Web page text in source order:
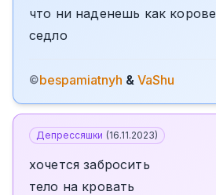
что ни наденешь как корове
седло
©bespamiatnyh & VaShu
Депрессяшки (16.11.2023)
хочется забросить
тело на кровать